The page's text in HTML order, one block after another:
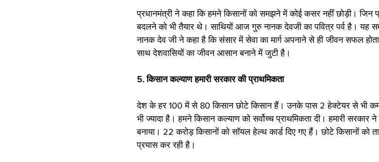
प्रधानमंत्री ने कहा कि हमने किसानों को समझने में कोई कसर नहीं छोड़ी। जिन
बदलने को भी तैयार थे। साथियों आज गुरु नानक देवजी का पवित्र पर्व है। यह
नानक देव जी ने कहा है कि संसार में सेवा का मार्ग अपनाने से ही जीवन सफल
साथ देशवासियों का जीवन आसान बनाने में जुटी है।
5. किसान कल्याण हमारी सरकार की प्राथमिकता
देश के हर 100 में से 80 किसान छोटे किसान हैं। उनके पास 2 हेक्टेयर से भी
भी ज्यादा है। हमने किसान कल्याण को सर्वोच्च प्राथमिकता दी। हमारी सरकार
बनाया। 22 करोड़ किसानों को सॉयल हेल्थ कार्ड दिए गए हैं। छोटे किसानों
प्रयास कर रही है।